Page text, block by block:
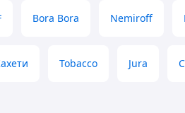
Bora Bora Nemiroff
Tobacco Jura